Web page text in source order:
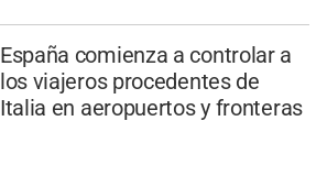
España comienza a controlar a
los viajeros procedentes de
Italia en aeropuertos y fronteras